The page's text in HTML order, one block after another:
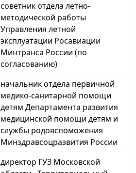
советник отдела летно-
методической работы
Управления летной
эксплуатации Росавиации
Минтранса России (по
согласованию)
начальник отдела первичной
медико-санитарной помощи
детям Департамента развития
медицинской помощи детям и
службы родовспоможения
Минздравсоцразвития России
директор ГУЗ Московской